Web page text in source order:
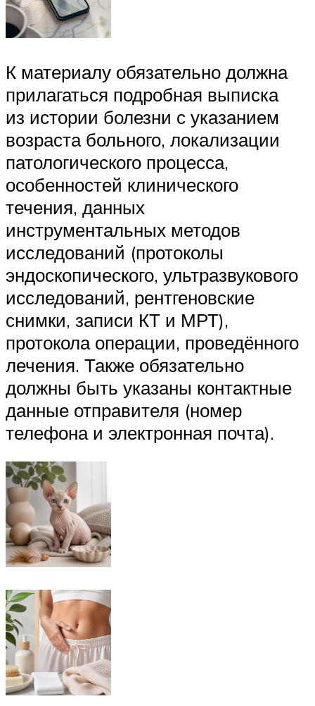
К материалу обязательно должна
прилагаться подробная выписка
из истории болезни с указанием
возраста больного, локализации
патологического процесса,
особенностей клинического
течения, данных
инструментальных методов
исследований (протоколы
эндоскопического, ультразвукового
исследований, рентгеновские
снимки, записи КТ и МРТ),
протокола операции, проведённого
лечения. Также обязательно
должны быть указаны контактные
данные отправителя (номер
телефона и электронная почта).